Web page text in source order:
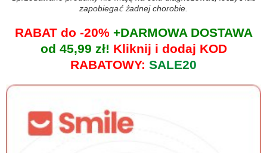
zapobiegać żadnej chorobie.
RABAT do -20%+DARMOWA DOSTAWA
od 45,99 zł! Kliknij i dodaj KOD
RABATOWY: SALE20